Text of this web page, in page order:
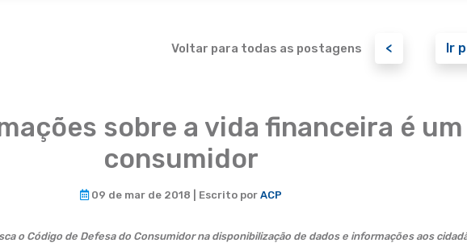
Voltar para todas as postagens < Ir
sobre a vida financeira é
consumidor
09 de mar de 2018 | Escrito por ACP
o Código de Defesa do Consumidor na disponibilização de dados e informações aos